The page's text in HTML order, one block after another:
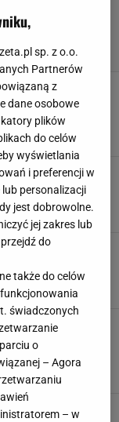
mieszkanie
ANEKSY SYPIALNE
znaleźć miejsce na
SZAFKI NOCNE
schowek i
PRYSZNICOWE
pokój w
BLATY KUCHENNE
mała, ale
sp. z o.o.
Partnerów
z
dane osobowe
plików
do celów
wyświetlania
i preferencji w
personalizacji
jest dobrowolne.
jej zakres lub
do
także do celów
świadczonych
o
– Agora
– w